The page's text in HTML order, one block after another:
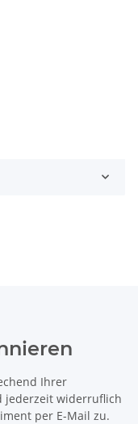
Ihrer
jederzeit widerruflich
per E-Mail zu.